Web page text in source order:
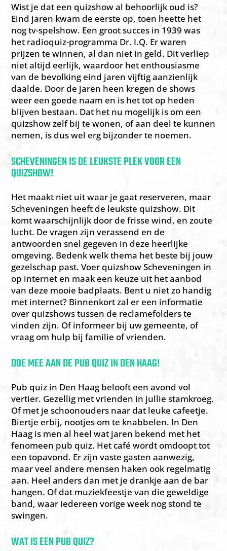
Wist je dat een quizshow al behoorlijk oud is?
Eind jaren kwam de eerste op, toen heette het
nog tv-spelshow. Een groot succes in 1939 was
het radioquiz-programma Dr. I.Q. Er waren
prijzen te winnen, al dan niet in geld. Dit verliep
niet altijd eerlijk, waardoor het enthousiasme
van de bevolking eind jaren vijftig aanzienlijk
daalde. Door de jaren heen kregen de shows
weer een goede naam en is het tot op heden
blijven bestaan. Dat het nu mogelijk is om een
quizshow zelf bij te wonen, of aan deel te kunnen
nemen, is dus wel erg bijzonder te noemen.
SCHEVENINGEN IS DE LEUKSTE PLEK VOOR EEN
QUIZSHOW!
Het maakt niet uit waar je gaat reserveren, maar
Scheveningen heeft de leukste quizshow. Dit
komt waarschijnlijk door de frisse wind, en zoute
lucht. De vragen zijn verassend en de
antwoorden snel gegeven in deze heerlijke
omgeving. Bedenk welk thema het beste bij jouw
gezelschap past. Voer quizshow Scheveningen in
op internet en maak een keuze uit het aanbod
van deze mooie badplaats. Bent u niet zo handig
met internet? Binnenkort zal er een informatie
over quizshows tussen de reclamefolders te
vinden zijn. Of informeer bij uw gemeente, of
vraag om hulp bij familie of vrienden.
DOE MEE AAN DE PUB QUIZ IN DEN HAAG!
Pub quiz in Den Haag belooft een avond vol
vertier. Gezellig met vrienden in jullie stamkroeg.
Of met je schoonouders naar dat leuke cafeetje.
Biertje erbij, nootjes om te knabbelen. In Den
Haag is men al heel wat jaren bekend met het
fenomeen pub quiz. Het café wordt omdoopt tot
een topavond. Er zijn vaste gasten aanwezig,
maar veel andere mensen haken ook regelmatig
aan. Heel anders dan met je drankje aan de bar
hangen. Of dat muziekfeestje van die geweldige
band, waar iedereen vorige week nog stond te
swingen.
WAT IS EEN PUB QUIZ?